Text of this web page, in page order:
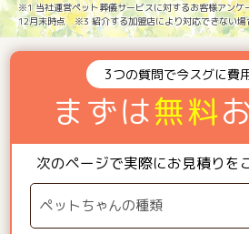
※1 当社運営ペット葬儀サービスに対するお客様アンケ
12月末時点 ※3 紹介する加盟店により対応できない場
3つの質問で今スグに費
まずは無料
次のページで実際にお見積りを